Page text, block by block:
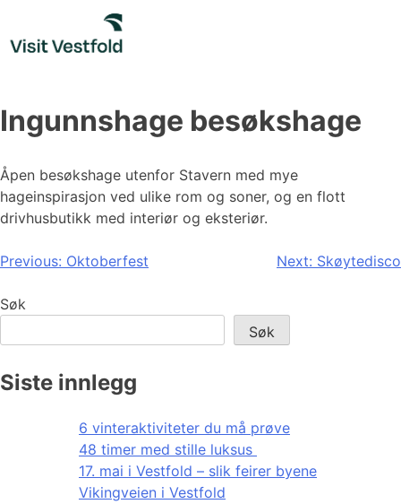
content
Ingunnshage besøkshage
Åpen besøkshage utenfor Stavern med mye
hageinspirasjon ved ulike rom og soner, og en flott
drivhusbutikk med interiør og eksteriør.
Innleggsnavigasjon
Previous: Oktoberfest Next: Skøytedisco
Søk
Søk
Siste innlegg
6 vinteraktiviteter du må prøve
48 timer med stille luksus
17. mai i Vestfold – slik feirer byene
Vikingveien i Vestfold